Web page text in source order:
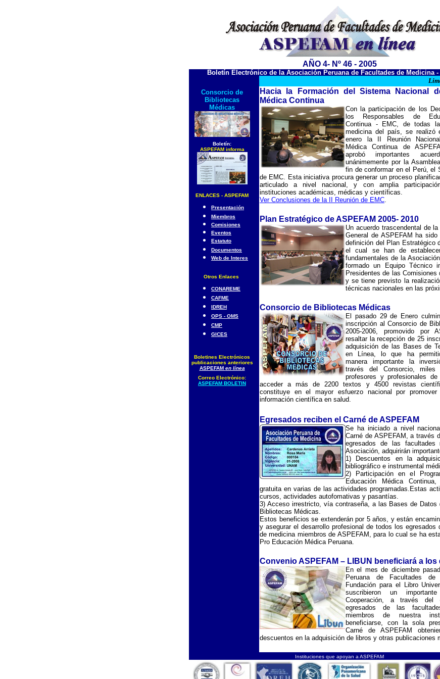
AÑO 4- Nº 46 - 2005
Boletín Electrónico de la Asociación Peruana de Facultades de Medicina -
Consorcio de
Bibliotecas
Médicas
Boletín:
ASPEFAM informa
ENLACES - ASPEFAM
Presentación
Miembros
Comisiones
Eventos
Estatuto
Documentos
Web de Interes
Otros Enlaces
CONAREME
CAFME
IDREH
OPS - OMS
CMP
GICES
Boletines Electrónicos
publicaciones anteriores
ASPEFAM en línea
Correo Electrónico:
ASPEFAM BOLETIN
Hacia la Formación del Sistema Nacional
Médica Continua
Con la participación de los
los Responsables de
Continua - EMC, de todas
medicina del país, se realizó
enero la II Reunión
Médica Continua de
aprobó importantes
unánimemente por la
fin de conformar en el Perú, el
de EMC. Esta iniciativa procura generar un proceso
articulado a nivel nacional, y con amplia
instituciones académicas, médicas y científicas.
Ver Conclusiones de la II Reunión de EMC.
Plan Estratégico de ASPEFAM 2005- 2010
Un acuerdo trascendental de
General de ASPEFAM ha
definición del Plan Estratégico
el cual se han de
fundamentales de la
formado un Equipo Técnico
Presidentes de las Comisiones
y se tiene previsto la
técnicas nacionales en las
Consorcio de Bibliotecas Médicas
El pasado 29 de Enero
inscripción al Consorcio de
2005-2006, promovido por
resaltar la recepción de 25
adquisición de las Bases de
en Línea, lo que ha
manera importante la
través del Consorcio, miles
profesores y profesionales
acceder a más de 2200 textos y 4500 revistas
constituye en el mayor esfuerzo nacional por
información científica en salud.
Egresados reciben el Carné de ASPEFAM
Se ha iniciado a nivel
Carné de ASPEFAM, a través
egresados de las facultades
Asociación, adquirirán
1) Descuentos en la
bibliográfico e instrumental
2) Participación en el
Educación Médica
gratuita en varias de las actividades programadas.Estas
cursos, actividades autofomativas y pasantías.
3) Acceso irrestricto, vía contraseña, a las Bases de Datos
Bibliotecas Médicas.
Estos beneficios se extenderán por 5 años, y están
y asegurar el desarrollo profesional de todos los egresados
de medicina miembros de ASPEFAM, para lo cual se ha
Pro Educación Médica Peruana.
Convenio ASPEFAM – LIBUN beneficiará a
En el mes de diciembre
Peruana de Facultades
Fundación para el Libro
suscribieron un
Cooperación, a través del
egresados de las
miembros de nuestra
beneficiarse, con la sola
Carné de ASPEFAM
descuentos en la adquisición de libros y otras publicaciones
Instituciones que apoyan a ASPEFAM